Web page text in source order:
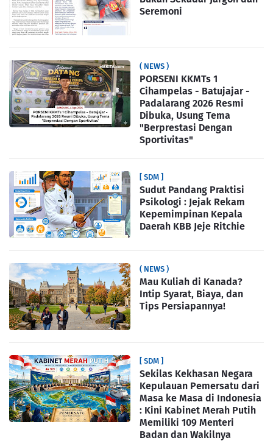
Seremoni
( NEWS )
PORSENI KKMTs 1
Cihampelas - Batujajar -
Padalarang 2026 Resmi
Dibuka, Usung Tema
"Berprestasi Dengan
Sportivitas"
[ SDM ]
Sudut Pandang Praktisi
Psikologi : Jejak Rekam
Kepemimpinan Kepala
Daerah KBB Jeje Ritchie
( NEWS )
Mau Kuliah di Kanada?
Intip Syarat, Biaya, dan
Tips Persiapannya!
[ SDM ]
Sekilas Kekhasan Negara
Kepulauan Pemersatu dari
Masa ke Masa di Indonesia
: Kini Kabinet Merah Putih
Memiliki 109 Menteri
Badan dan Wakilnya